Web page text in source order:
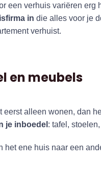
een verhuis variëren
in die alles voor je
verhuist.
en meubels
eerst alleen wonen, dan
je inboedel : tafel,
het ene huis naar een